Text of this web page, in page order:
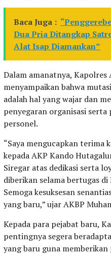
Baca Juga :
Dua Pria Ditangkap
Alat Isap Diamankan”
Dalam amanatnya, Kapolres
menyampaikan bahwa
adalah hal yang wajar dan
penyegaran organisasi
personel.
“Saya mengucapkan terima
kepada AKP Kando
Siregar atas dedikasi serta
diberikan selama bertugas
Semoga kesuksesan
yang baru,” ujar AKBP
Kepada para pejabat baru,
pentingnya segera
yang baru guna